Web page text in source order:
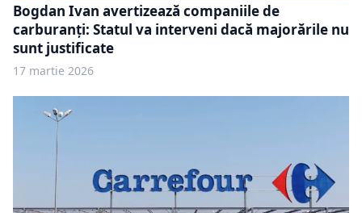
Bogdan Ivan avertizează companiile de
carburanți: Statul va interveni dacă majorările nu
sunt justificate
17 martie 2026